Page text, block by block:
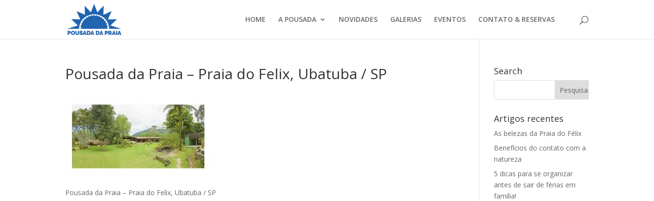
HOME A POUSADA NOVIDADES GALERIAS EVENTOS CONTATO & RESERVAS
Pousada da Praia – Praia do Felix, Ubatuba / SP
Pousada da Praia – Praia do Felix, Ubatuba / SP
Search
Artigos recentes
As belezas da Praia do Félix
Benefícios do contato com a
natureza
5 dicas para se organizar
antes de sair de férias em
família!